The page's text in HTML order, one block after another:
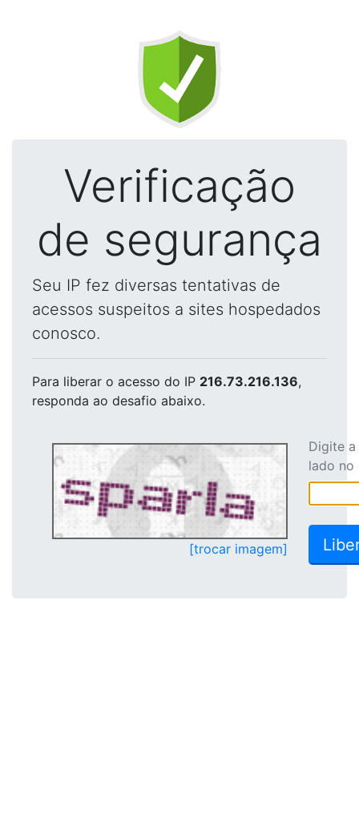
Verificação
de segurança
Seu IP fez diversas tentativas de
acessos suspeitos a sites hospedados
conosco.
Para liberar o acesso do IP 216.73.216.136,
responda ao desafio abaixo.
[trocar imagem]
Digite
lado no